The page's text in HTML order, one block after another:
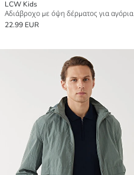
LCW Kids
Αδιάβροχο με όψη δέρματος για αγόρια
22.99 EUR